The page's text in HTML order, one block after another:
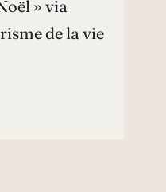
» via
de la vie